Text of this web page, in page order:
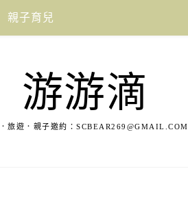
親子育兒
游游滴
旅遊．親子邀約： SCBEAR269@GMAIL.COM